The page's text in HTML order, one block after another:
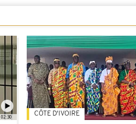
02:30 CÔTE D'IVOIRE